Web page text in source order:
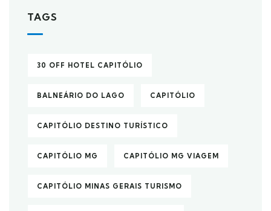
TAGS
30 OFF HOTEL CAPITÓLIO
BALNEÁRIO DO LAGO CAPITÓLIO
CAPITÓLIO DESTINO TURÍSTICO
CAPITÓLIO MG CAPITÓLIO MG VIAGEM
CAPITÓLIO MINAS GERAIS TURISMO